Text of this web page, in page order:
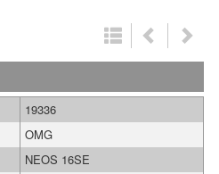
19336
OMG
NEOS 16SE